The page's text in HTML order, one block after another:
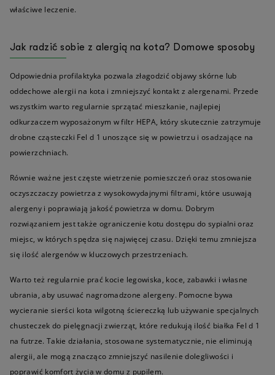
właściwe leczenie.
Jak radzić sobie z alergią na kota? Domowe sposoby
Odpowiednia profilaktyka pozwala złagodzić objawy skórne lub
oddechowe alergii na kota i zmniejszyć kontakt z alergenami. Przede
wszystkim warto regularnie sprzątać mieszkanie, najlepiej
odkurzaczem wyposażonym w filtr HEPA, który skutecznie zatrzymuje
drobne cząsteczki Fel d 1 unoszące się w powietrzu i osadzające na
powierzchniach.
Równie ważne jest częste wietrzenie pomieszczeń oraz stosowanie
oczyszczaczy powietrza z wysokowydajnymi filtrami, które usuwają
alergeny i poprawiają jakość powietrza w domu. Dobrym
rozwiązaniem jest także ograniczenie kotu dostępu do sypialni oraz
miejsc, w których spędza się najwięcej czasu. Dzięki temu zmniejsza
się ilość alergenów w kluczowych przestrzeniach.
Warto też regularnie prać kocie legowiska, koce, zabawki i własne
ubrania, aby usuwać nagromadzone alergeny. Pomocne bywa
wycieranie sierści kota wilgotną ściereczką lub używanie specjalnych
chusteczek do pielęgnacji zwierząt, które redukują ilość białka Fel d 1
na futrze. Takie działania, stosowane systematycznie, nie eliminują
alergii, ale mogą znacząco zmniejszyć nasilenie dolegliwości i
poprawić komfort życia w domu z pupilem.